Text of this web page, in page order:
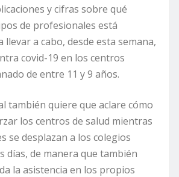
y cifras sobre qué
de profesionales está
llevar a cabo, desde esta semana,
covid-19 en los centros
de entre 11 y 9 años.
también quiere que aclare cómo
los centros de salud mientras
se desplazan a los colegios
días, de manera que también
la asistencia en los propios